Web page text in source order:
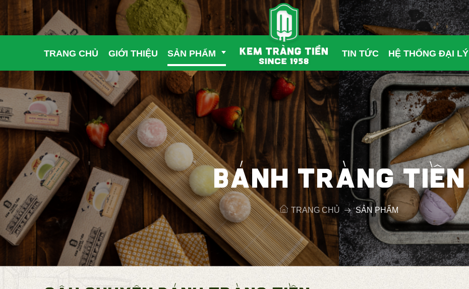
BÁNH TRÀNG TIỀN
TRANG CHỦ SẢN PHẨM
TRANG CHỦ GIỚI THIỆU SẢN PHẨM TIN TỨC HỆ THỐNG ĐẠI LÝ